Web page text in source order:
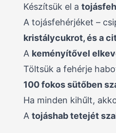
Készítsük el a
A tojásfehérjéket –
kristálycukrot, és a
A keményítővel
Töltsük a fehérje
100 fokos sütőben
Ha minden kihűlt,
A tojáshab tetejét